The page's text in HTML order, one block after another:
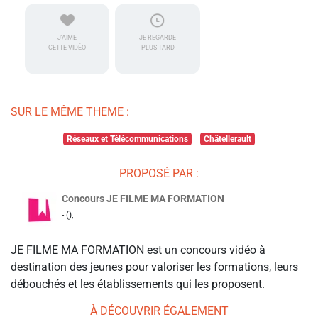
J'AIME
CETTE VIDÉO
JE REGARDE
PLUS TARD
SUR LE MÊME THEME :
Réseaux et Télécommunications Châtellerault
PROPOSÉ PAR :
Concours JE FILME MA FORMATION
- (),
JE FILME MA FORMATION est un concours vidéo à
destination des jeunes pour valoriser les formations, leurs
débouchés et les établissements qui les proposent.
À DÉCOUVRIR ÉGALEMENT